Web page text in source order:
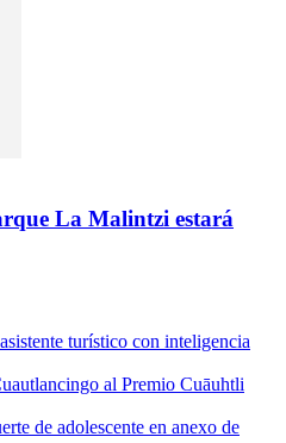
La Malintzi estará
turístico con inteligencia
al Premio Cuāuhtli
de adolescente en anexo de